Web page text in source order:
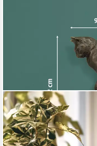
MORITZ
Tierfigur Sitzende
Marmorsockel Filz
120,59 €